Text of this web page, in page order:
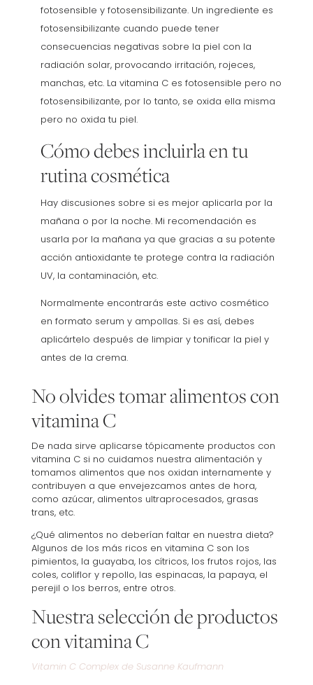
fotosensible y fotosensibilizante. Un ingrediente es
fotosensibilizante cuando puede tener
consecuencias negativas sobre la piel con la
radiación solar, provocando irritación, rojeces,
manchas, etc. La vitamina C es fotosensible pero no
fotosensibilizante, por lo tanto, se oxida ella misma
pero no oxida tu piel.
Cómo debes incluirla en tu
rutina cosmética
Hay discusiones sobre si es mejor aplicarla por la
mañana o por la noche. Mi recomendación es
usarla por la mañana ya que gracias a su potente
acción antioxidante te protege contra la radiación
UV, la contaminación, etc.
Normalmente encontrarás este activo cosmético
en formato serum y ampollas. Si es así, debes
aplicártelo después de limpiar y tonificar la piel y
antes de la crema.
No olvides tomar alimentos con
vitamina C
De nada sirve aplicarse tópicamente productos con
vitamina C si no cuidamos nuestra alimentación y
tomamos alimentos que nos oxidan internamente y
contribuyen a que envejezcamos antes de hora,
como azúcar, alimentos ultraprocesados, grasas
trans, etc.
¿Qué alimentos no deberían faltar en nuestra dieta?
Algunos de los más ricos en vitamina C son los
pimientos, la guayaba, los cítricos, los frutos rojos, las
coles, coliflor y repollo, las espinacas, la papaya, el
perejil o los berros, entre otros.
Nuestra selección de productos
con vitamina C
Vitamin C Complex de Susanne Kaufmann